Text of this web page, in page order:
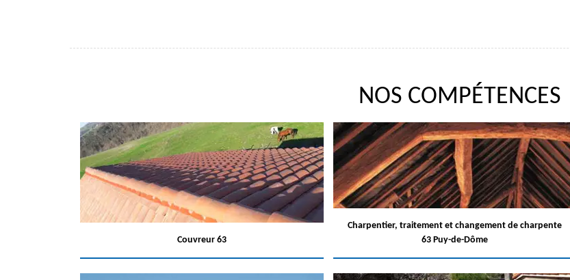
NOS COMPÉTENCES
Couvreur 63
Charpentier, traitement et changement de charpente
63 Puy-de-Dôme